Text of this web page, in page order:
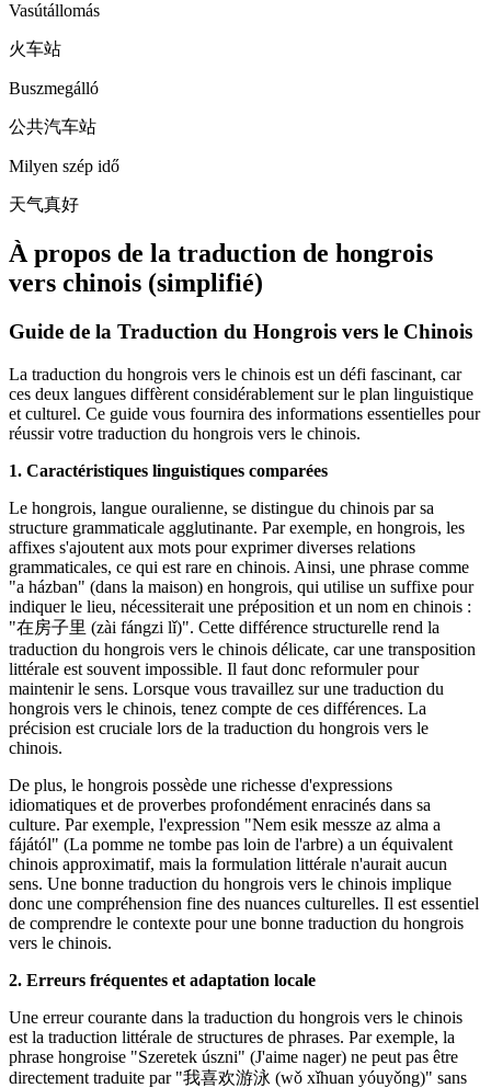
Vasútállomás
火车站
Buszmegálló
公共汽车站
Milyen szép idő
天气真好
À propos de la traduction de hongrois
vers chinois (simplifié)
Guide de la Traduction du Hongrois vers le Chinois
La traduction du hongrois vers le chinois est un défi fascinant, car
ces deux langues diffèrent considérablement sur le plan linguistique
et culturel. Ce guide vous fournira des informations essentielles pour
réussir votre traduction du hongrois vers le chinois.
1. Caractéristiques linguistiques comparées
Le hongrois, langue ouralienne, se distingue du chinois par sa
structure grammaticale agglutinante. Par exemple, en hongrois, les
affixes s'ajoutent aux mots pour exprimer diverses relations
grammaticales, ce qui est rare en chinois. Ainsi, une phrase comme
"a házban" (dans la maison) en hongrois, qui utilise un suffixe pour
indiquer le lieu, nécessiterait une préposition et un nom en chinois :
"在房子里 (zài fángzi lǐ)". Cette différence structurelle rend la
traduction du hongrois vers le chinois délicate, car une transposition
littérale est souvent impossible. Il faut donc reformuler pour
maintenir le sens. Lorsque vous travaillez sur une traduction du
hongrois vers le chinois, tenez compte de ces différences. La
précision est cruciale lors de la traduction du hongrois vers le
chinois.
De plus, le hongrois possède une richesse d'expressions
idiomatiques et de proverbes profondément enracinés dans sa
culture. Par exemple, l'expression "Nem esik messze az alma a
fájától" (La pomme ne tombe pas loin de l'arbre) a un équivalent
chinois approximatif, mais la formulation littérale n'aurait aucun
sens. Une bonne traduction du hongrois vers le chinois implique
donc une compréhension fine des nuances culturelles. Il est essentiel
de comprendre le contexte pour une bonne traduction du hongrois
vers le chinois.
2. Erreurs fréquentes et adaptation locale
Une erreur courante dans la traduction du hongrois vers le chinois
est la traduction littérale de structures de phrases. Par exemple, la
phrase hongroise "Szeretek úszni" (J'aime nager) ne peut pas être
directement traduite par "我喜欢游泳 (wǒ xǐhuan yóuyǒng)" sans